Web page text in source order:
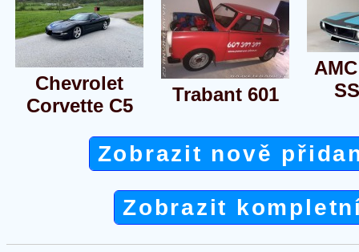
Chevrolet
Corvette C5
Trabant 601
Zobrazit nově
Zobrazit